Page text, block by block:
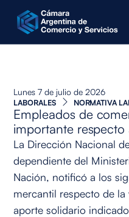
CONTACTO
Lunes 7 de julio de 2026
LABORALES NORMATIVA
Empleados de
importante respecto
La Dirección Nacional
dependiente del
Nación, notificó a los
mercantil respecto de
aporte solidario